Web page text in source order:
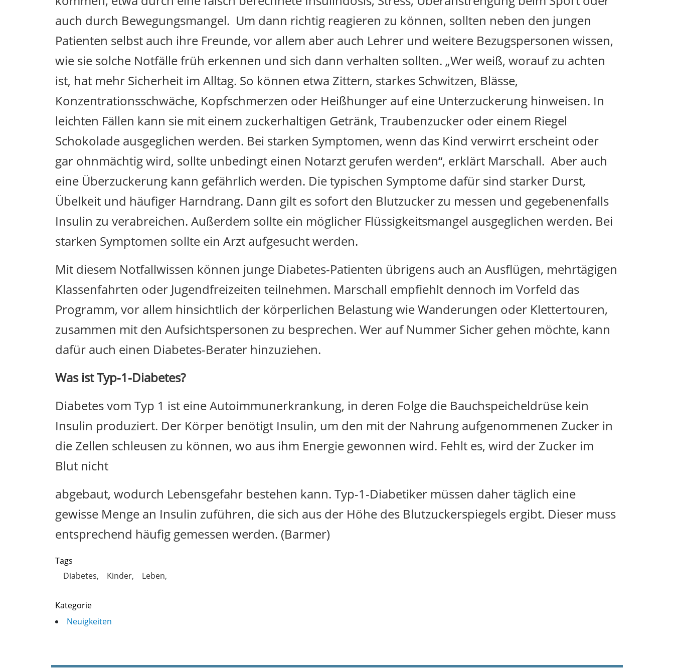
auch durch Bewegungsmangel. Um dann richtig reagieren zu können, sollten neben den jungen
Patienten selbst auch ihre Freunde, vor allem aber auch Lehrer und weitere Bezugspersonen wissen,
wie sie solche Notfälle früh erkennen und sich dann verhalten sollten. „Wer weiß, worauf zu achten
ist, hat mehr Sicherheit im Alltag. So können etwa Zittern, starkes Schwitzen, Blässe,
Konzentrationsschwäche, Kopfschmerzen oder Heißhunger auf eine Unterzuckerung hinweisen. In
leichten Fällen kann sie mit einem zuckerhaltigen Getränk, Traubenzucker oder einem Riegel
Schokolade ausgeglichen werden. Bei starken Symptomen, wenn das Kind verwirrt erscheint oder
gar ohnmächtig wird, sollte unbedingt einen Notarzt gerufen werden“, erklärt Marschall. Aber auch
eine Überzuckerung kann gefährlich werden. Die typischen Symptome dafür sind starker Durst,
Übelkeit und häufiger Harndrang. Dann gilt es sofort den Blutzucker zu messen und gegebenenfalls
Insulin zu verabreichen. Außerdem sollte ein möglicher Flüssigkeitsmangel ausgeglichen werden. Bei
starken Symptomen sollte ein Arzt aufgesucht werden.
Mit diesem Notfallwissen können junge Diabetes-Patienten übrigens auch an Ausflügen, mehrtägigen
Klassenfahrten oder Jugendfreizeiten teilnehmen. Marschall empfiehlt dennoch im Vorfeld das
Programm, vor allem hinsichtlich der körperlichen Belastung wie Wanderungen oder Klettertouren,
zusammen mit den Aufsichtspersonen zu besprechen. Wer auf Nummer Sicher gehen möchte, kann
dafür auch einen Diabetes-Berater hinzuziehen.
Was ist Typ-1-Diabetes?
Diabetes vom Typ 1 ist eine Autoimmunerkrankung, in deren Folge die Bauchspeicheldrüse kein
Insulin produziert. Der Körper benötigt Insulin, um den mit der Nahrung aufgenommenen Zucker in
die Zellen schleusen zu können, wo aus ihm Energie gewonnen wird. Fehlt es, wird der Zucker im
Blut nicht
abgebaut, wodurch Lebensgefahr bestehen kann. Typ-1-Diabetiker müssen daher täglich eine
gewisse Menge an Insulin zuführen, die sich aus der Höhe des Blutzuckerspiegels ergibt. Dieser muss
entsprechend häufig gemessen werden. (Barmer)
Tags
Diabetes
Kinder Leben
Kategorie
Neuigkeiten